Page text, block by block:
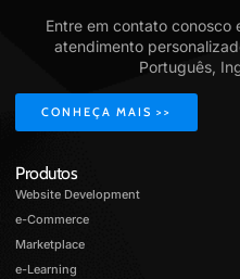
Entre em contato conosco
atendimento
Português,
CONHEÇA MAIS >>
Produtos
Website Development
e-Commerce
Marketplace
e-Learning